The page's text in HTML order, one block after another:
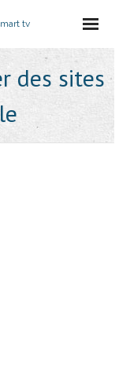
tv
des sites